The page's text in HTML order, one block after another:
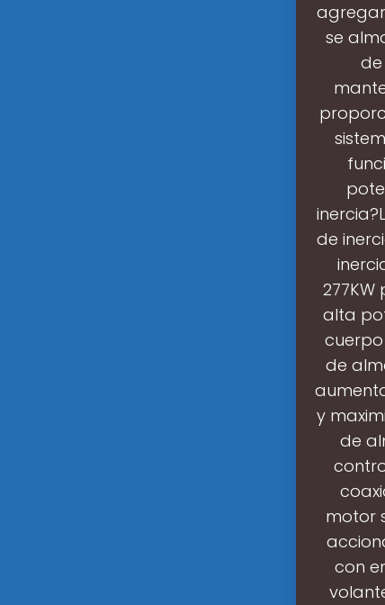
se
de
alta
de
y
de
motor
con